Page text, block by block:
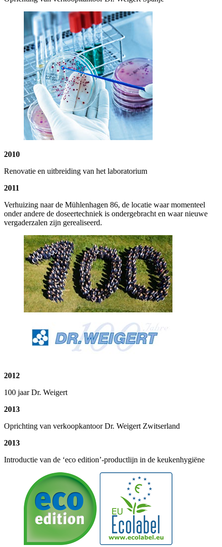
2010
Renovatie en uitbreiding van het laboratorium
2011
Verhuizing naar de Mühlenhagen 86, de locatie waar momenteel
onder andere de doseertechniek is ondergebracht en waar nieuwe
vergaderzalen zijn gerealiseerd.
2012
100 jaar Dr. Weigert
2013
Oprichting van verkoopkantoor Dr. Weigert Zwitserland
2013
Introductie van de ‘eco edition’-productlijn in de keukenhygiëne